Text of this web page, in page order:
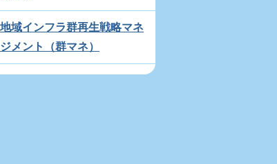
地域インフラ群再生戦略マネ
ジメント（群マネ）